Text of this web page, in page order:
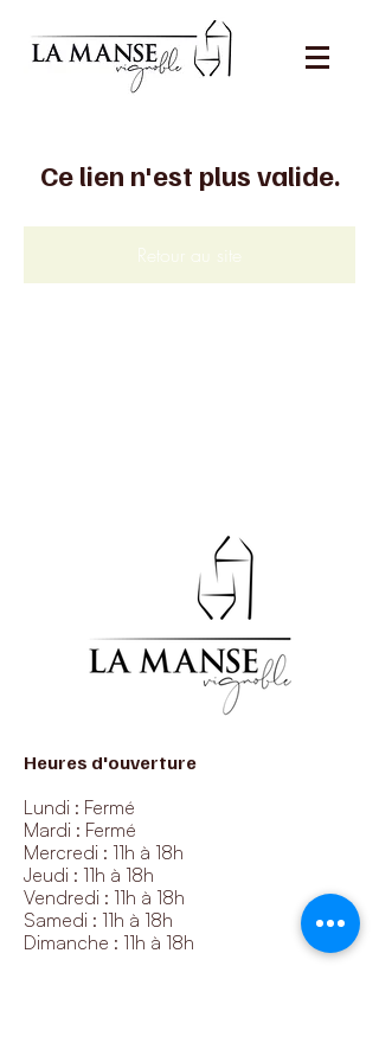
Ce lien n'est plus valide.
Retour au site
Heures d'ouverture
Lundi : Fermé
Mardi : Fermé
Mercredi : 11h à 18h
Jeudi : 11h à 18h
Vendredi : 11h à 18h
Samedi : 11h à 18h
Dimanche : 11h à 18h